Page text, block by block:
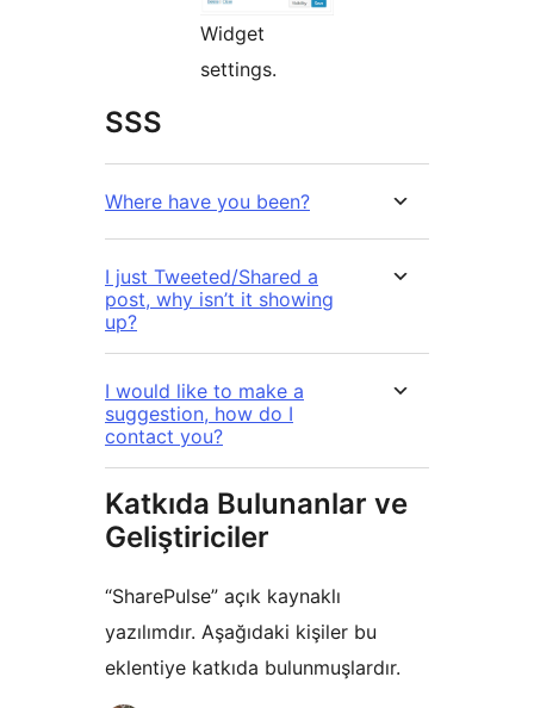
Widget
settings.
SSS
Where have you been?
I just Tweeted/Shared a
post, why isn’t it showing
up?
I would like to make a
suggestion, how do I
contact you?
Katkıda Bulunanlar ve
Geliştiriciler
“SharePulse” açık kaynaklı
yazılımdır. Aşağıdaki kişiler bu
eklentiye katkıda bulunmuşlardır.